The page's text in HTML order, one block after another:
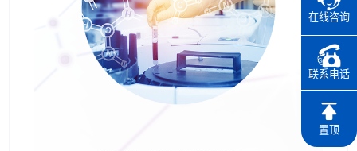
在线咨询
联系电话
置顶